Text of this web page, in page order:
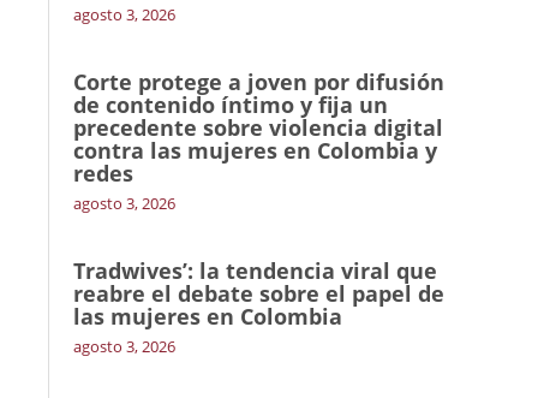
agosto 3, 2026
Corte protege a joven por difusión
de contenido íntimo y fija un
precedente sobre violencia digital
contra las mujeres en Colombia y
redes
agosto 3, 2026
Tradwives’: la tendencia viral que
reabre el debate sobre el papel de
las mujeres en Colombia
agosto 3, 2026